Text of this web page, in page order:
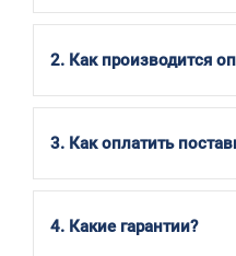
2. Как производится
3. Как оплатить
4. Какие гарантии?